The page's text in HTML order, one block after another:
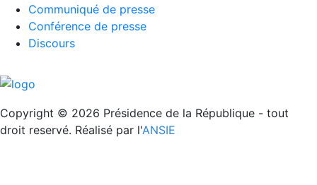
Communiqué de presse
Conférence de presse
Discours
Copyright © 2026 Présidence de la République - tout
droit reservé. Réalisé par l'ANSIE